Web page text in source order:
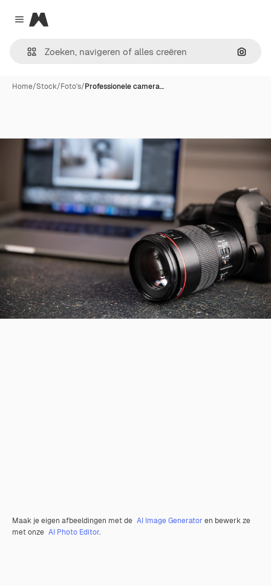
Close menu
Magnific
Home/Stock/Foto's/Professionele camera…
Maak je eigen afbeeldingen met de AI Image Generator en bewerk ze
met onze AI Photo Editor.